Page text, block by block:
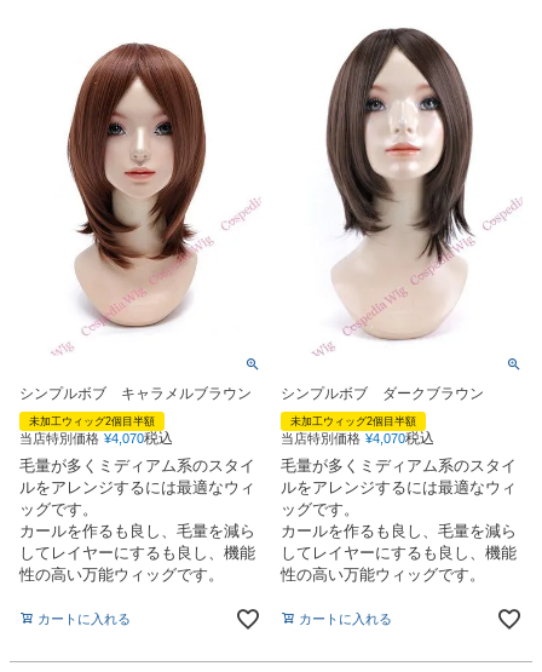
シンプルボブ キャラメルブラウン
未加工ウィッグ2個目半額
当店特別価格 ¥4,070税込
毛量が多くミディアム系のスタイ
ルをアレンジするには最適なウィ
ッグです。
カールを作るも良し、毛量を減ら
してレイヤーにするも良し、機能
性の高い万能ウィッグです。
カートに入れる
シンプルボブ ダークブラウン
未加工ウィッグ2個目半額
当店特別価格 ¥4,070税込
毛量が多くミディアム系のスタイ
ルをアレンジするには最適なウィ
ッグです。
カールを作るも良し、毛量を減ら
してレイヤーにするも良し、機能
性の高い万能ウィッグです。
カートに入れる